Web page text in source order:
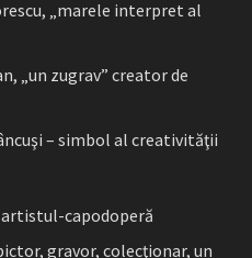
„marele interpret al
„un zugrav” creator de
– simbol al creativităţii
artistul-capodoperă
gravor, colecţionar, un